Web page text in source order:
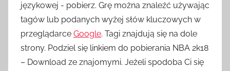
językowej - pobierz. Grę można znaleźć używając
tagów lub podanych wyżej słów kluczowych w
przeglądarce Google. Tagi znajdują się na dole
strony. Podziel się linkiem do pobierania NBA 2k18
– Download ze znajomymi. Jeżeli spodoba Ci się